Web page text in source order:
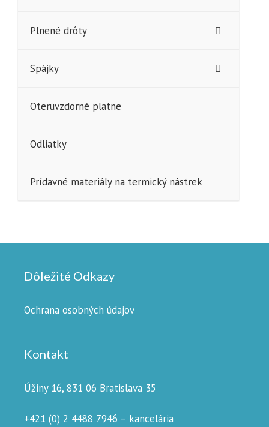
Plnené drôty
Spájky
Oteruvzdorné platne
Odliatky
Prídavné materiály na termický nástrek
Dôležité Odkazy
Ochrana osobných údajov
Kontakt
Úžiny 16, 831 06 Bratislava 35
+421 (0) 2 4488 7946 – kancelária